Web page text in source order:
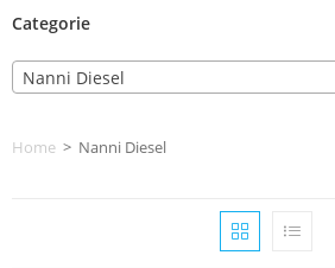
Categorie
Nanni Diesel
Home > Nanni Diesel